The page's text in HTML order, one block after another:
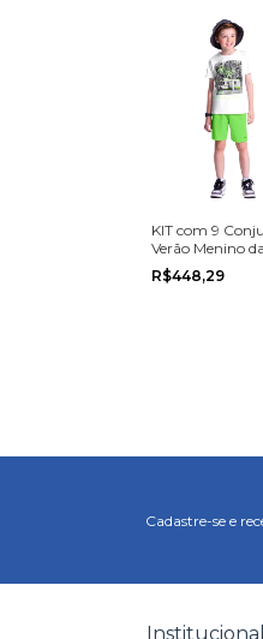
KIT com 9
Verão Menino
Boca Grande na
do 10 ao 14
R$448,29
Cadastre-se e
Institucional